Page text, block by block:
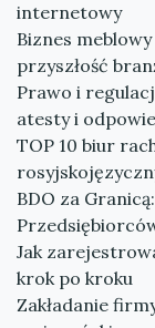
internetowy
Biznes
przyszłość
Prawo i
atesty i
TOP 10 biur
BDO za
Jak
krok po kroku
Zakładanie